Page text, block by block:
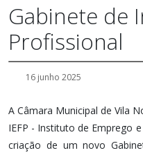
Gabinete de
Profissional
16 junho 2025
A Câmara Municipal de Vila
IEFP - Instituto de Emprego
criação de um novo